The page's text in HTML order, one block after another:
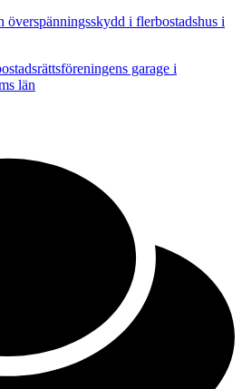
överspänningsskydd i flerbostadshus i
garage i
län